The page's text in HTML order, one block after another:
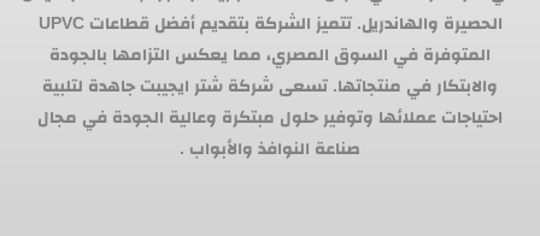
الحصيرة والهاندريل. تتميز الشركة بتقديم أفضل قطاعات UPVC
المتوفرة في السوق المصري، مما يعكس التزامها بالجودة
والابتكار في منتجاتها. تسعى شركة شتر ايجيبت جاهدة لتلبية
احتياجات عملائها وتوفير حلول مبتكرة وعالية الجودة في مجال
صناعة النوافذ والأبواب .